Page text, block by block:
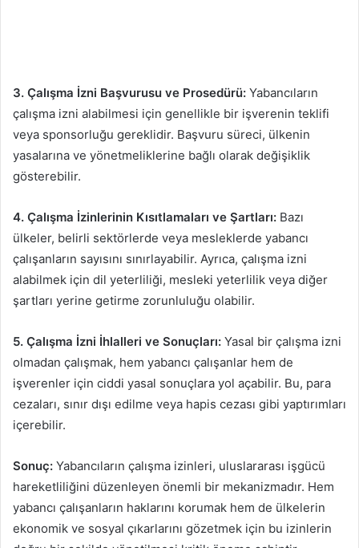
3. Çalışma İzni Başvurusu ve Prosedürü: Yabancıların
çalışma izni alabilmesi için genellikle bir işverenin teklifi
veya sponsorluğu gereklidir. Başvuru süreci, ülkenin
yasalarına ve yönetmeliklerine bağlı olarak değişiklik
gösterebilir.
4. Çalışma İzinlerinin Kısıtlamaları ve Şartları: Bazı
ülkeler, belirli sektörlerde veya mesleklerde yabancı
çalışanların sayısını sınırlayabilir. Ayrıca, çalışma izni
alabilmek için dil yeterliliği, mesleki yeterlilik veya diğer
şartları yerine getirme zorunluluğu olabilir.
5. Çalışma İzni İhlalleri ve Sonuçları: Yasal bir çalışma izni
olmadan çalışmak, hem yabancı çalışanlar hem de
işverenler için ciddi yasal sonuçlara yol açabilir. Bu, para
cezaları, sınır dışı edilme veya hapis cezası gibi yaptırımları
içerebilir.
Sonuç: Yabancıların çalışma izinleri, uluslararası işgücü
hareketliliğini düzenleyen önemli bir mekanizmadır. Hem
yabancı çalışanların haklarını korumak hem de ülkelerin
ekonomik ve sosyal çıkarlarını gözetmek için bu izinlerin